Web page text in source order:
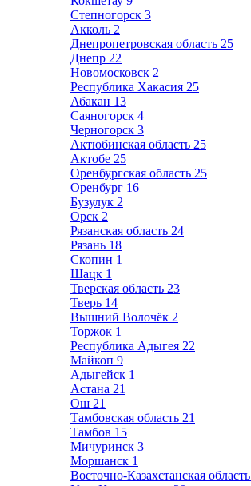
Степногорск 3
Акколь 2
Днепропетровская область 25
Днепр 22
Новомосковск 2
Республика Хакасия 25
Абакан 13
Саяногорск 4
Черногорск 3
Актюбинская область 25
Актобе 25
Оренбургская область 25
Оренбург 16
Бузулук 2
Орск 2
Рязанская область 24
Рязань 18
Скопин 1
Шацк 1
Тверская область 23
Тверь 14
Вышний Волочёк 2
Торжок 1
Республика Адыгея 22
Майкоп 9
Адыгейск 1
Астана 21
Ош 21
Тамбовская область 21
Тамбов 15
Мичуринск 3
Моршанск 1
Восточно-Казахстанская область